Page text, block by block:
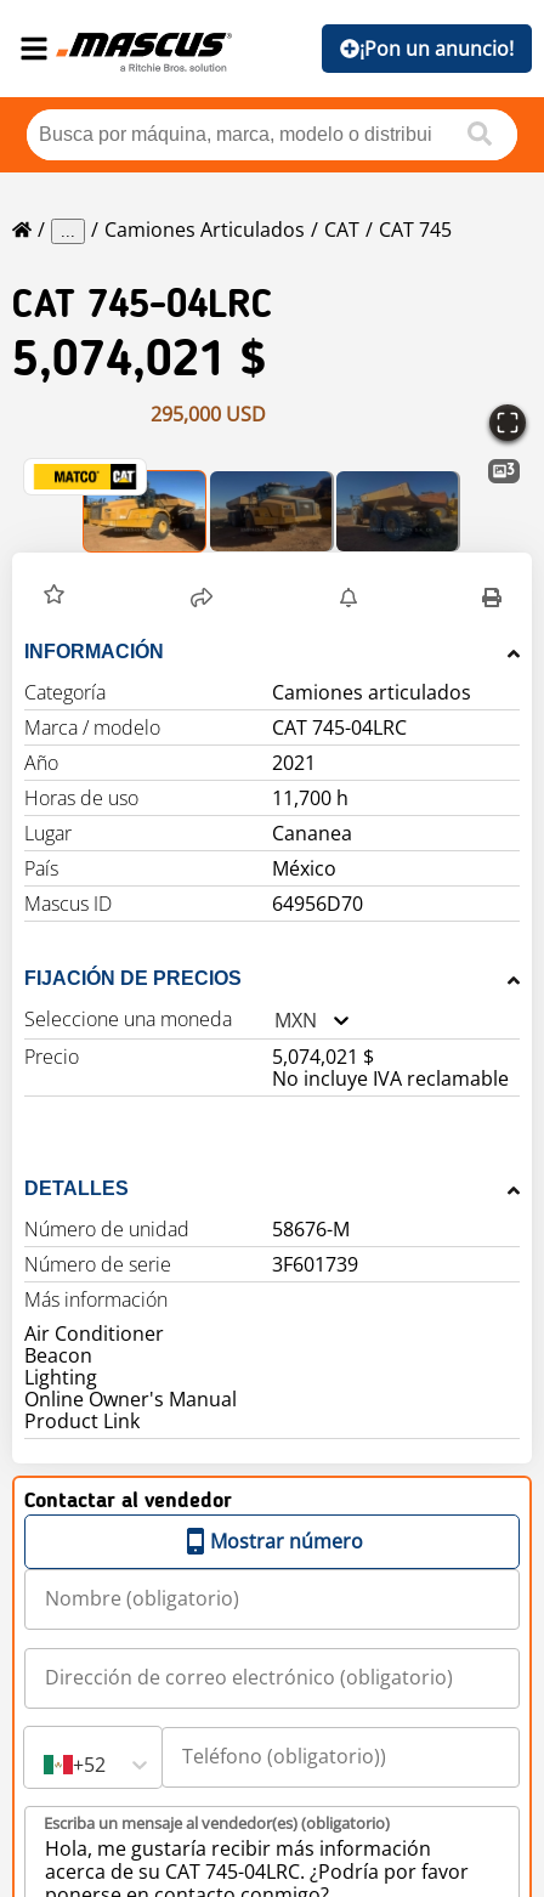
¡Pon un anuncio!
... Camiones Articulados CAT CAT 745
CAT 745-04LRC
5,074,021 $
295,000 USD
3
INFORMACIÓN
Categoría
Camiones articulados
Marca / modelo
CAT 745-04LRC
Año
2021
Horas de uso
11,700 h
Lugar
Cananea
País
México
Mascus ID
64956D70
FIJACIÓN DE PRECIOS
Seleccione una moneda
MXN
Precio
5,074,021 $
No incluye IVA reclamable
DETALLES
Número de unidad
58676-M
Número de serie
3F601739
Más información
Air Conditioner
Beacon
Lighting
Online Owner's Manual
Product Link
Contactar al vendedor
Mostrar número
+52
Escriba un mensaje al vendedor(es) (obligatorio)